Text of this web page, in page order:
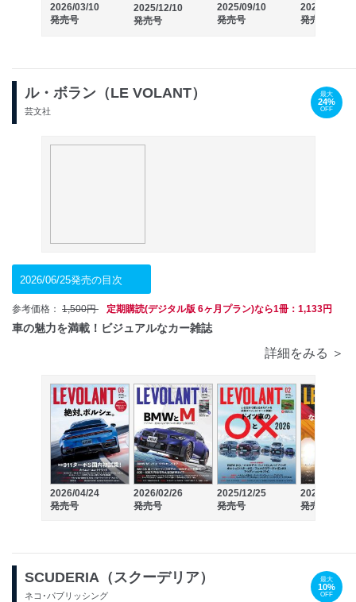
2026/03/10
発売号
2025/12/10
発売号
2025/09/10
発売号
2025/06/10
発売号
ル・ボラン（LE VOLANT）
芸文社
最大
24%
OFF
2026/06/25発売の目次
参考価格： 1,500円 定期購読(デジタル版 6ヶ月プラン)なら1冊：1,133円
車の魅力を満載！ビジュアルなカー雑誌
詳細をみる ＞
2026/04/24
発売号
2026/02/26
発売号
2025/12/25
発売号
2025/10/24
発売号
SCUDERIA（スクーデリア）
ネコ･パブリッシング
最大
10%
OFF